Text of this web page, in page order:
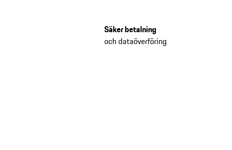
Säker betalning
och dataöverföring